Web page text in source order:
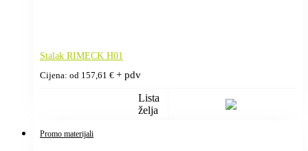
Stalak RIMECK H01
Cijena: od 157,61 € + pdv
Lista
želja
Promo materijali